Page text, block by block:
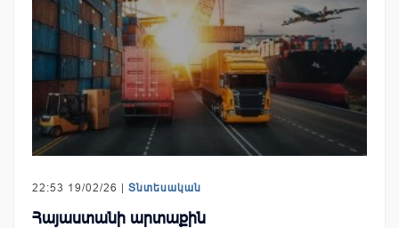
22:53 19/02/26 | Տնտեսական
Հայաստանի արտաքին